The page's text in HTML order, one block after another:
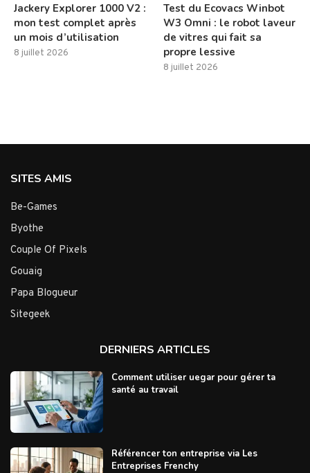
Jackery Explorer 1000 V2 :
mon test complet après
un mois d’utilisation
8 juillet 2026
Test du Ecovacs Winbot
W3 Omni : le robot laveur
de vitres qui fait sa
propre lessive
8 juillet 2026
SITES AMIS
Be-Games
Byothe
Couple Of Pixels
Gouaig
Papa Blogueur
Sitegeek
DERNIERS ARTICLES
Comment utiliser uegar pour gérer ta
santé au travail
Référencer ton entreprise via Les
Entreprises Frenchy